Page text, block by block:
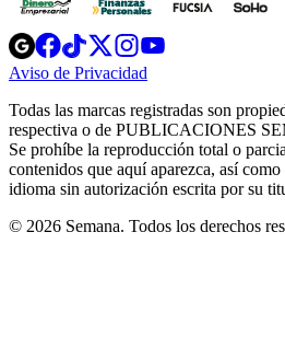
Opens
in
new
Opens
in
new
Opens
in
new
window
Opens
new
windowwindow
Aviso de Privacidad
new
window
Todas las marcas registradas son
respectiva o de PUBLICACIONES
Se prohíbe la reproducción total o
contenidos que aquí aparezca, así
idioma sin autorización escrita por su
© 2026 Semana. Todos los derechos